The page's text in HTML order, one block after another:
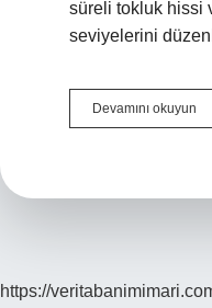
süreli tokluk hissi
seviyelerini
Devamını okuyun
https://